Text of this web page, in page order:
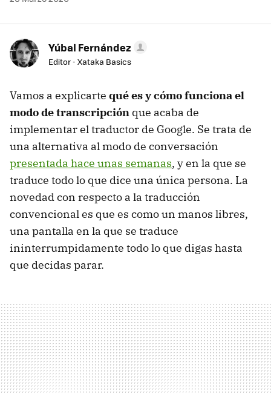
Yúbal Fernández
Editor - Xataka Basics
Vamos a explicarte qué es y cómo funciona el
modo de transcripción que acaba de
implementar el traductor de Google. Se trata de
una alternativa al modo de conversación
presentada hace unas semanas, y en la que se
traduce todo lo que dice una única persona. La
novedad con respecto a la traducción
convencional es que es como un manos libres,
una pantalla en la que se traduce
ininterrumpidamente todo lo que digas hasta
que decidas parar.